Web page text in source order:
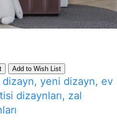
Add to Wish List
dizayn, yeni dizayn, ev
dizaynları, zal